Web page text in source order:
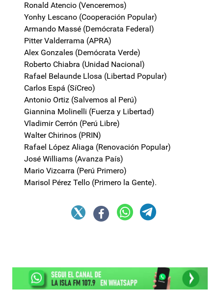
Ronald Atencio (Venceremos)
Yonhy Lescano (Cooperación Popular)
Armando Massé (Demócrata Federal)
Pitter Valderrama (APRA)
Alex Gonzales (Demócrata Verde)
Roberto Chiabra (Unidad Nacional)
Rafael Belaunde Llosa (Libertad Popular)
Carlos Espá (SíCreo)
Antonio Ortiz (Salvemos al Perú)
Giannina Molinelli (Fuerza y Libertad)
Vladimir Cerrón (Perú Libre)
Walter Chirinos (PRIN)
Rafael López Aliaga (Renovación Popular)
José Williams (Avanza País)
Mario Vizcarra (Perú Primero)
Marisol Pérez Tello (Primero la Gente).